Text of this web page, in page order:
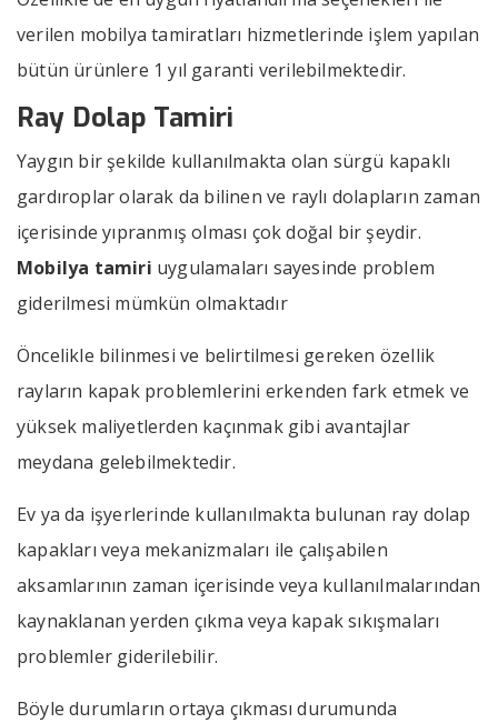
verilen mobilya tamiratları hizmetlerinde işlem yapılan
bütün ürünlere 1 yıl garanti verilebilmektedir.
Ray Dolap Tamiri
Yaygın bir şekilde kullanılmakta olan sürgü kapaklı
gardıroplar olarak da bilinen ve raylı dolapların zaman
içerisinde yıpranmış olması çok doğal bir şeydir.
Mobilya tamiri uygulamaları sayesinde problem
giderilmesi mümkün olmaktadır
Öncelikle bilinmesi ve belirtilmesi gereken özellik
rayların kapak problemlerini erkenden fark etmek ve
yüksek maliyetlerden kaçınmak gibi avantajlar
meydana gelebilmektedir.
Ev ya da işyerlerinde kullanılmakta bulunan ray dolap
kapakları veya mekanizmaları ile çalışabilen
aksamlarının zaman içerisinde veya kullanılmalarından
kaynaklanan yerden çıkma veya kapak sıkışmaları
problemler giderilebilir.
Böyle durumların ortaya çıkması durumunda